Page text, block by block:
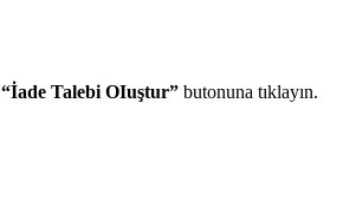
“İade Talebi OIuştur” butonuna tıklayın.